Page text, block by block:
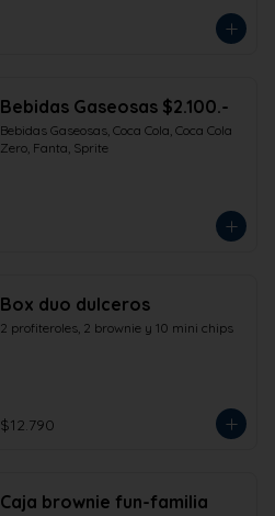
Bebidas Gaseosas $2.100.-
Bebidas Gaseosas, Coca Cola, Coca Cola
Zero, Fanta, Sprite
Box duo dulceros
2 profiteroles, 2 brownie y 10 mini chips
$12.790
Caja brownie fun-familia